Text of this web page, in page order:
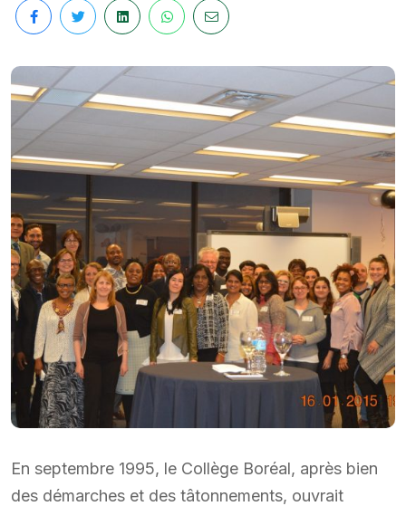
En septembre 1995, le Collège Boréal, après bien
des démarches et des tâtonnements, ouvrait